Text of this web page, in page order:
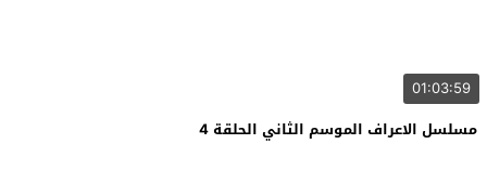
01:03:59
مسلسل الاعراف الموسم الثاني الحلقة 4